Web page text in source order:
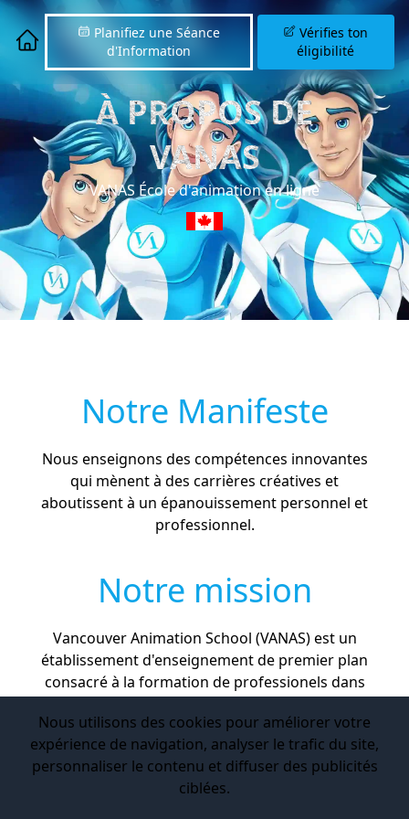
Planifiez une Séance
d'Information
Vérifies ton
éligibilité
À PROPOS DE
VANAS
VANAS École d'animation en ligne
Notre Manifeste
Nous enseignons des compétences innovantes
qui mènent à des carrières créatives et
aboutissent à un épanouissement personnel et
professionnel.
Notre mission
Vancouver Animation School (VANAS) est un
établissement d'enseignement de premier plan
consacré à la formation de professionels dans
industries de l'animation, des effets visuels et
des jeux vidéo.
Nous utilisons des cookies pour améliorer votre
expérience de navigation, analyser le trafic du site,
personnaliser le contenu et diffuser des publicités
ciblées.